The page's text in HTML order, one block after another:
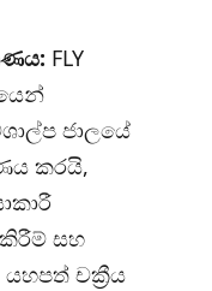
FLY
ජාලයේ
කරයි,
සහ
චක්‍රීය